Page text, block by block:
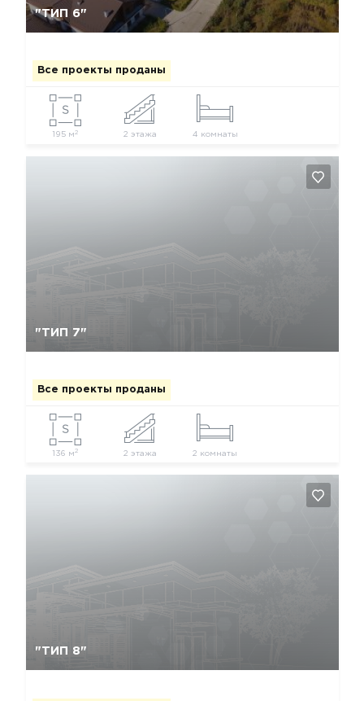
"ТИП 6"
Все проекты проданы
195 м 2 2 этажа 4 комнаты
"ТИП 7"
Все проекты проданы
136 м2 2 этажа 2 комнаты
"ТИП 8"